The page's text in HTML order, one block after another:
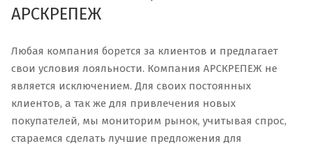
АРСКРЕПЕЖ
Любая компания борется за клиентов и предлагает
свои условия лояльности. Компания АРСКРЕПЕЖ не
является исключением. Для своих постоянных
клиентов, а так же для привлечения новых
покупателей, мы мониторим рынок, учитывая спрос,
стараемся сделать лучшие предложения для